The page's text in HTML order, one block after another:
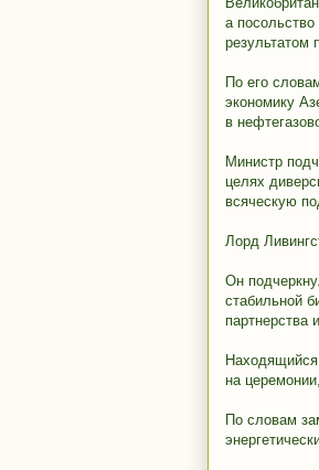
а
результатом
По его
экономику
в
Министр
целях
всяческую
Лорд
Он
стабильной
партнерства
Находящийся
на
По словам